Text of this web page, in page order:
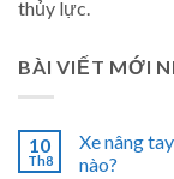
thủy lực.
BÀI VIẾT MỚI
10
Th8
Xe nâng
nào?